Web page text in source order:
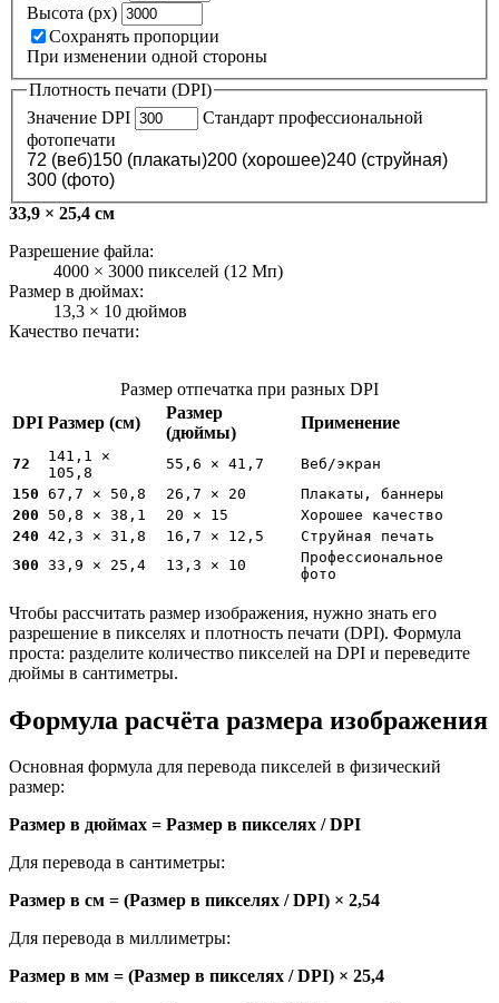
Высота (px)
Сохранять пропорции
При изменении одной стороны
Плотность печати (DPI)
Значение DPI
Стандарт профессиональной
фотопечати
72 (веб)150 (плакаты)200 (хорошее)240 (струйная)
300 (фото)
33,9 × 25,4 см
Разрешение файла:
4000 × 3000 пикселей (12 Мп)
Размер в дюймах:
13,3 × 10 дюймов
Качество печати:
Размер отпечатка при разных DPI
DPI Размер (см)
Размер
(дюймы)
Применение
72
141,1 ×
105,8
55,6 × 41,7
Веб/экран
150 67,7 × 50,8 26,7 × 20
Плакаты, баннеры
200
50,8 × 38,1 20 × 15
Хорошее качество
240 42,3 × 31,8 16,7 × 12,5
Струйная печать
300 33,9 × 25,4 13,3 × 10
Профессиональное
фото
Чтобы рассчитать размер изображения, нужно знать его
разрешение в пикселях и плотность печати (DPI). Формула
проста: разделите количество пикселей на DPI и переведите
дюймы в сантиметры.
Формула расчёта размера изображения
Основная формула для перевода пикселей в физический
размер:
Размер в дюймах = Размер в пикселях / DPI
Для перевода в сантиметры:
Размер в см = (Размер в пикселях / DPI) × 2,54
Для перевода в миллиметры:
Размер в мм = (Размер в пикселях / DPI) × 25,4